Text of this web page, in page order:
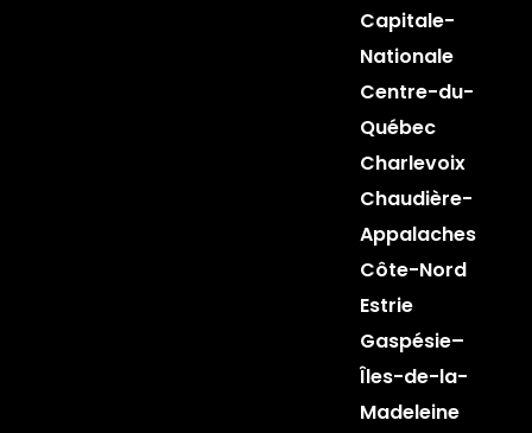
Capitale-
Nationale
Centre-du-
Québec
Charlevoix
Chaudière-
Appalaches
Côte-Nord
Estrie
Gaspésie–
Îles-de-la-
Madeleine